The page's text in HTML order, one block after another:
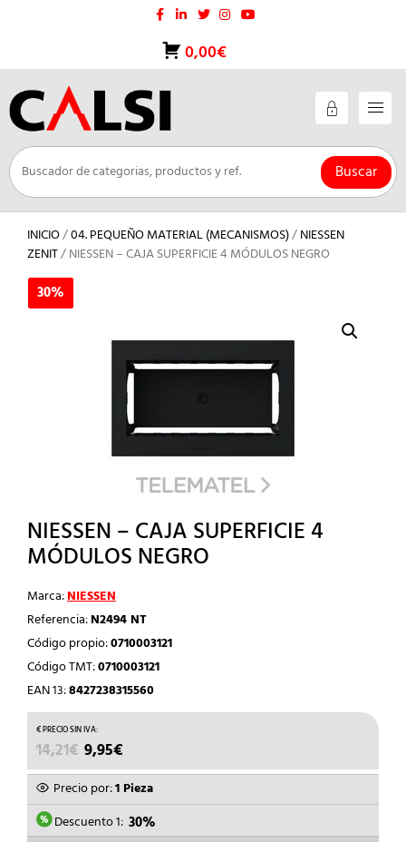
0,00€
Buscar
INICIO/04. PEQUEÑO MATERIAL (MECANISMOS)/NIESSEN
ZENIT/ NIESSEN – CAJA SUPERFICIE 4 MÓDULOS NEGRO
30%
NIESSEN – CAJA SUPERFICIE 4
MÓDULOS NEGRO
Marca:NIESSEN
Referencia:N2494 NT
Código propio:0710003121
Código TMT:0710003121
EAN 13:8427238315560
14,21€ EL
PRECIO
ORIGINAL
ERA:
14,21€.
9,95€
PRECIO
ACTUAL
ES:
9,95€.
Precio por:1 Pieza
Descuento 1: 30%
30%